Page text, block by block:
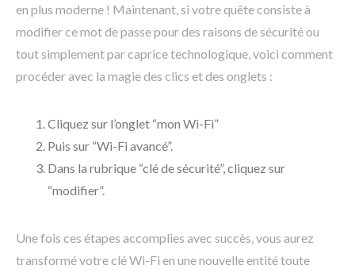
en plus moderne ! Maintenant, si votre quête consiste à
modifier ce mot de passe pour des raisons de sécurité ou
tout simplement par caprice technologique, voici comment
procéder avec la magie des clics et des onglets :
Cliquez sur l’onglet “mon Wi-Fi”
Puis sur “Wi-Fi avancé”.
Dans la rubrique “clé de sécurité”, cliquez sur
“modifier”.
Une fois ces étapes accomplies avec succès, vous aurez
transformé votre clé Wi-Fi en une nouvelle entité toute